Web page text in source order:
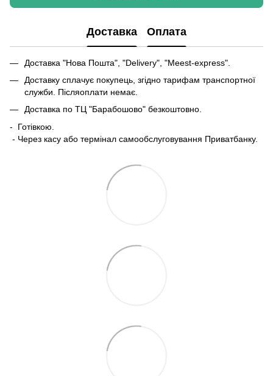
Доставка Оплата
Доставка "Нова Пошта", "Delivery", "Meest-express".
Доставку сплачує покупець, згідно тарифам транспортної
служби. Післяоплати немає.
Доставка по ТЦ "Барабошово" безкоштовно.
- Готівкою.
- Через касу або термінал самообслуговування Приватбанку.